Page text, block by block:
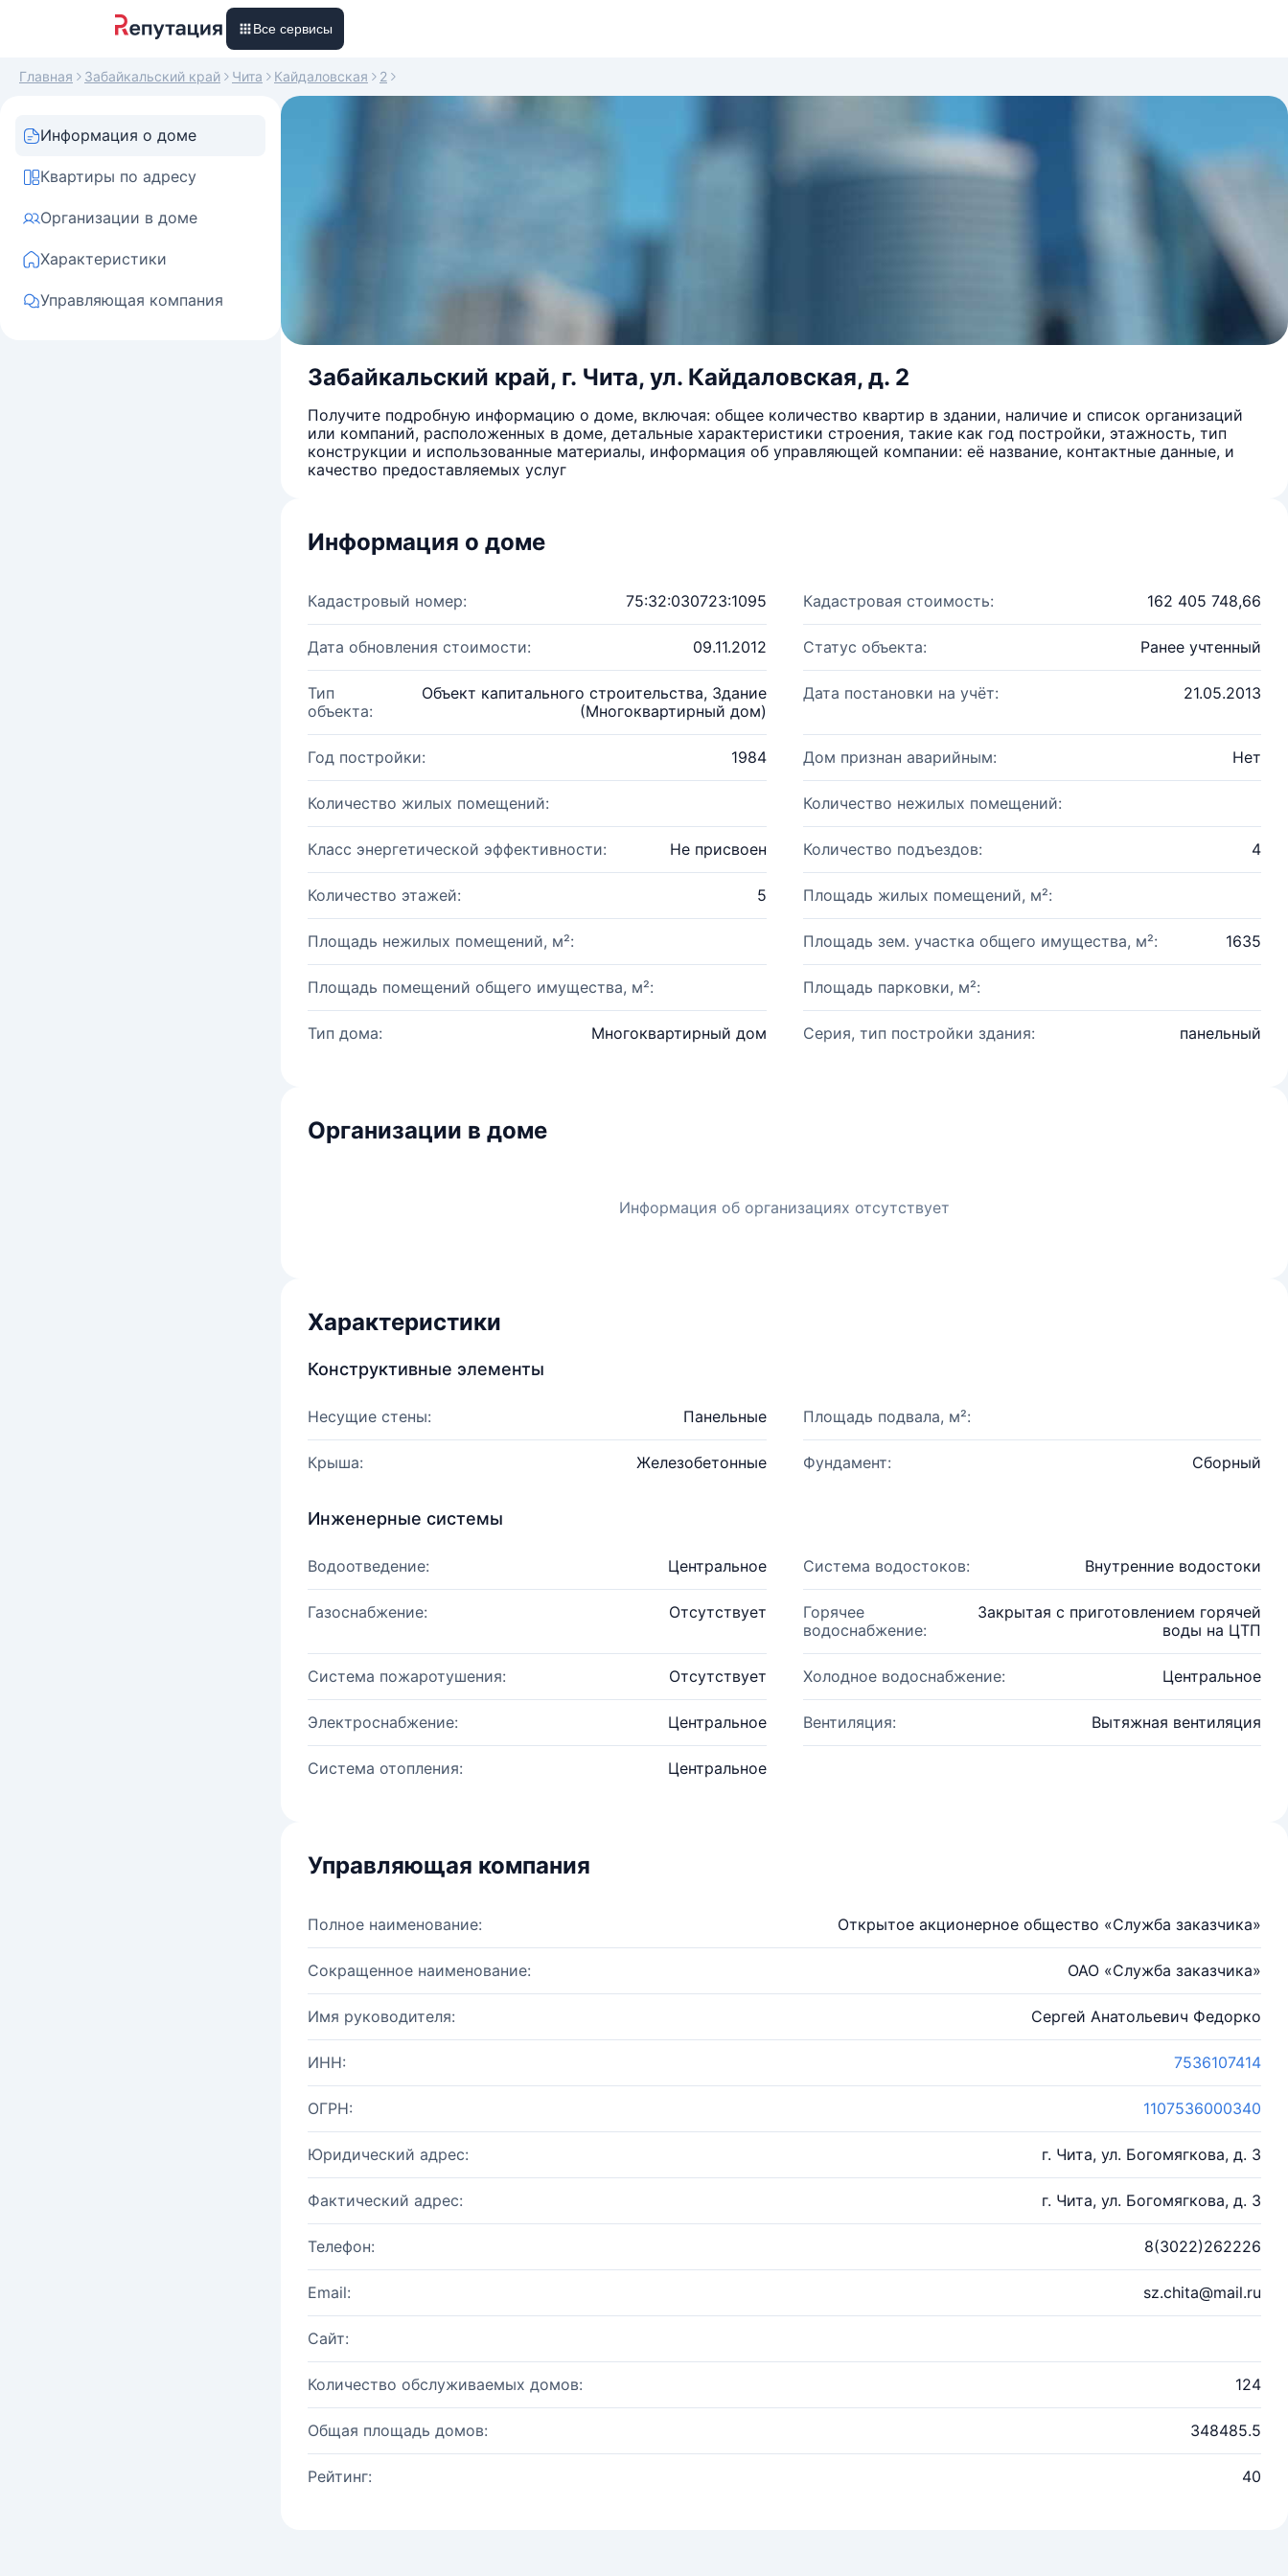
Все сервисы
Главная Забайкальский край Чита Кайдаловская 2
Информация о доме
Квартиры по адресу
Организации в доме
Характеристики
Управляющая компания
Забайкальский край, г. Чита, ул. Кайдаловская, д. 2
Получите подробную информацию о доме, включая: общее количество квартир в здании, наличие и список организаций
или компаний, расположенных в доме, детальные характеристики строения, такие как год постройки, этажность, тип
конструкции и использованные материалы, информация об управляющей компании: её название, контактные данные, и
качество предоставляемых услуг
Информация о доме
Кадастровый номер: 75:32:030723:1095 Кадастровая стоимость: 162 405 748,66
Дата обновления стоимости: 09.11.2012 Статус объекта: Ранее учтенный
Тип
объекта:
Объект капитального строительства, Здание
(Многоквартирный дом)
Дата постановки на учёт: 21.05.2013
Год постройки: 1984 Дом признан аварийным: Нет
Количество жилых помещений: Количество нежилых помещений:
Класс энергетической эффективности: Не присвоен Количество подъездов: 4
Количество этажей: 5 Площадь жилых помещений, м²:
Площадь нежилых помещений, м²: Площадь зем. участка общего имущества, м²: 1635
Площадь помещений общего имущества, м²: Площадь парковки, м²:
Тип дома: Многоквартирный дом Серия, тип постройки здания: панельный
Организации в доме
Информация об организациях отсутствует
Характеристики
Конструктивные элементы
Несущие стены: Панельные Площадь подвала, м²:
Крыша: Железобетонные Фундамент: Сборный
Инженерные системы
Водоотведение: Центральное Система водостоков: Внутренние водостоки
Газоснабжение: Отсутствует
Горячее
водоснабжение:
Закрытая с приготовлением горячей
воды на ЦТП
Система пожаротушения: Отсутствует Холодное водоснабжение: Центральное
Электроснабжение: Центральное Вентиляция: Вытяжная вентиляция
Система отопления: Центральное
Управляющая компания
Полное наименование: Открытое акционерное общество «Служба заказчика»
Сокращенное наименование: ОАО «Служба заказчика»
Имя руководителя: Сергей Анатольевич Федорко
ИНН: 7536107414
ОГРН: 1107536000340
Юридический адрес: г. Чита, ул. Богомягкова, д. 3
Фактический адрес: г. Чита, ул. Богомягкова, д. 3
Телефон: 8(3022)262226
Email: sz.chita@mail.ru
Сайт:
Количество обслуживаемых домов: 124
Общая площадь домов: 348485.5
Рейтинг: 40